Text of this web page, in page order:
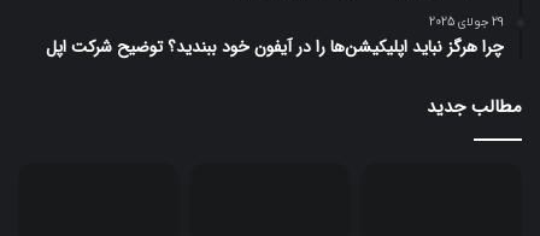
29 جولای 2025
چرا هرگز نباید اپلیکیشن‌ها را در آیفون خود ببندید؟ توضیح شرکت اپل
مطالب جدید